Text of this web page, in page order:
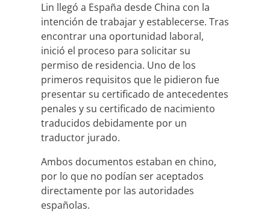
Lin llegó a España desde China con la
intención de trabajar y establecerse. Tras
encontrar una oportunidad laboral,
inició el proceso para solicitar su
permiso de residencia. Uno de los
primeros requisitos que le pidieron fue
presentar su certificado de antecedentes
penales y su certificado de nacimiento
traducidos debidamente por un
traductor jurado.
Ambos documentos estaban en chino,
por lo que no podían ser aceptados
directamente por las autoridades
españolas.